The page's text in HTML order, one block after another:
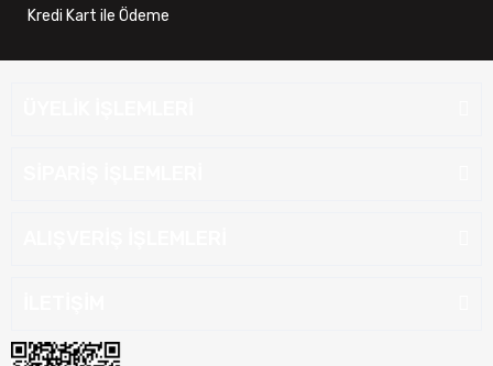
Kredi Kart ile Ödeme